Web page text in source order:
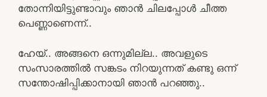
തോന്നിയിട്ടുണ്ടാവും ഞാൻ ചിലപ്പോൾ ചീത്ത
പെണ്ണാണെന്ന്..
ഹേയ്.. അങ്ങനെ ഒന്നുമില്ല.. അവളുടെ
സംസാരത്തിൽ സങ്കടം നിറയുന്നത് കണ്ടു ഒന്ന്
സന്തോഷിപ്പിക്കാനായി ഞാൻ പറഞ്ഞു..